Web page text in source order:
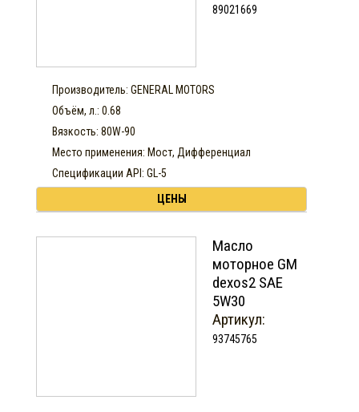
89021669
Производитель: GENERAL MOTORS
Объём, л.: 0.68
Вязкость: 80W-90
Место применения: Мост, Дифференциал
Спецификации API: GL-5
ЦЕНЫ
Масло
моторное GM
dexos2 SAE
5W30
Артикул:
93745765